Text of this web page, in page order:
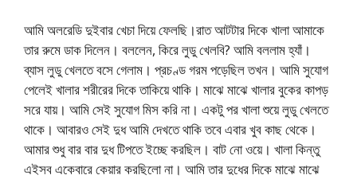
আমি অলরেডি দুইবার খেচা দিয়ে ফেলছি।রাত আটটার দিকে খালা আমাকে
তার রুমে ডাক দিলেন। বললেন, কিরে লুডু খেলবি? আমি বললাম হ্যাঁ।
ব্যাস লুডু খেলতে বসে গেলাম। প্রচণ্ড গরম পড়েছিল তখন। আমি সুযোগ
পেলেই খালার শরীরের দিকে তাকিয়ে থাকি। মাঝে মাঝে খালার বুকের কাপড়
সরে যায়। আমি সেই সুযোগ মিস করি না। একটু পর খালা শুয়ে লুডু খেলতে
থাকে। আবারও সেই দুধ আমি দেখতে থাকি তবে এবার খুব কাছ থেকে।
আমার শুধু বার বার দুধ টিপতে ইচ্ছে করছিল। বাট নো ওয়ে। খালা কিন্তু
এইসব একেবারে কেয়ার করছিলো না। আমি তার দুধের দিকে মাঝে মাঝে